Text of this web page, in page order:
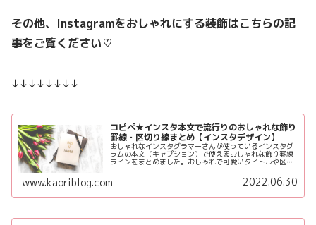
その他、Instagramをおしゃれにする装飾はこちらの記
事をご覧ください♡
↓↓↓↓↓↓↓↓
コピペ★インスタ本文で流行りのおしゃれな飾り
罫線・区切り線まとめ【インスタデザイン】
おしゃれなインスタグラマーさんが使っているインスタグ
ラムの本文（キャプション）で使えるおしゃれな飾り罫線
ラインをまとめました。おしゃれで可愛いタイトルや区切
細部まで美しい投稿デザインでファンづくりにつなげよう
♪
www.kaoriblog.com 2022.06.30